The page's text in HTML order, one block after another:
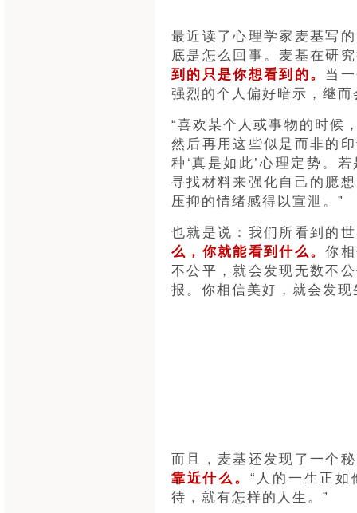
最近读了心理学家麦基写
底是怎么回事。麦基在研
到的只是你想看到的。 当
强烈的个人偏好暗示，继
“喜欢某个人或事物的时候
然后再用这些似是而非的
种‘真是如此’心理定势。
寻找材料来强化自己的臆
压抑的情绪感得以宣泄。”
也就是说：我们所看到的
么，你就能看到什么。你
不公平，就会发现无数不
报。你相信美好，就会发
而且，麦基还发现了一个
靠近什么。 “人的一生正
待，就有怎样的人生。”